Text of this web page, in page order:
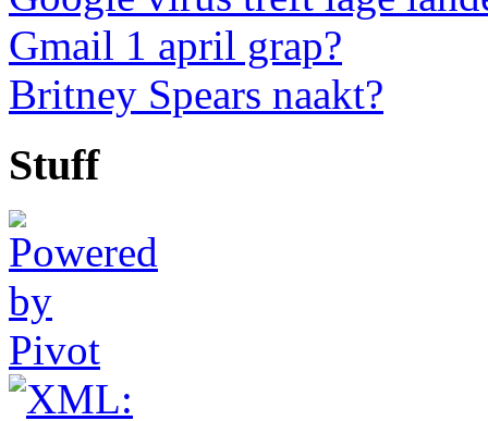
Gmail 1 april grap?
Britney Spears naakt?
Stuff